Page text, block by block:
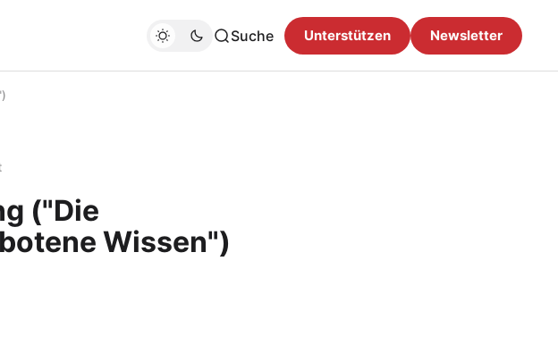
Suche Unterstützen Newsletter
("Die
Wissen")